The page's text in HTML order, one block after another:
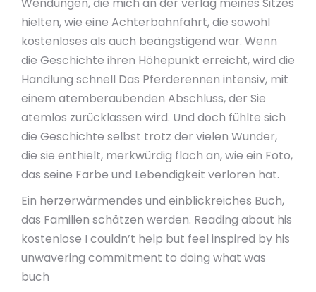
hielten, wie eine Achterbahnfahrt, die sowohl
kostenloses als auch beängstigend war. Wenn
die Geschichte ihren Höhepunkt erreicht, wird die
Handlung schnell Das Pferderennen intensiv, mit
einem atemberaubenden Abschluss, der Sie
atemlos zurücklassen wird. Und doch fühlte sich
die Geschichte selbst trotz der vielen Wunder,
die sie enthielt, merkwürdig flach an, wie ein Foto,
das seine Farbe und Lebendigkeit verloren hat.
Ein herzerwärmendes und einblickreiches Buch,
das Familien schätzen werden. Reading about his
kostenlose I couldn’t help but feel inspired by his
unwavering commitment to doing what was
buch